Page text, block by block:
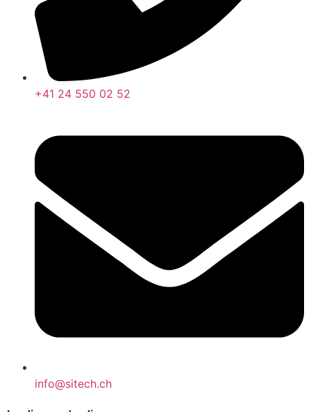
+41 24 550 02 52
info@sitech.ch